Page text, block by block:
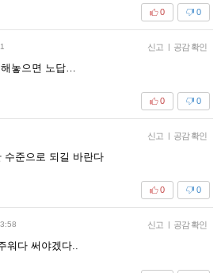
0
0
신고 | 공감 확인
놓으면 노답…
0
0
신고 | 공감 확인
수준으로 되길 바란다
0
0
신고 | 공감 확인
워다 써야겠다..